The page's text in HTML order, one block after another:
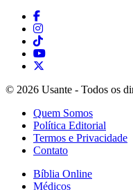
© 2026 Usante - Todos os
Quem Somos
Política Editorial
Termos e Privacidade
Contato
Bíblia Online
Médicos